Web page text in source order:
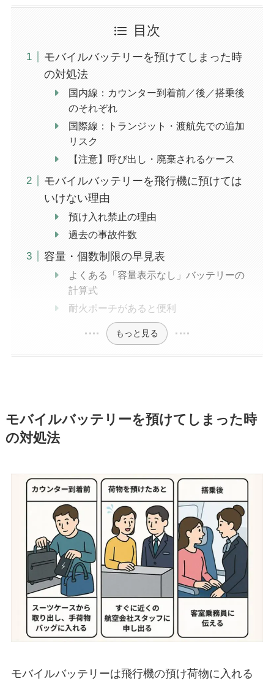
目次
モバイルバッテリーを預けてしまった時
の対処法
国内線：カウンター到着前／後／搭乗後
のそれぞれ
国際線：トランジット・渡航先での追加
リスク
【注意】呼び出し・廃棄されるケース
モバイルバッテリーを飛行機に預けては
いけない理由
預け入れ禁止の理由
過去の事故件数
容量・個数制限の早見表
よくある「容量表示なし」バッテリーの
計算式
耐火ポーチがあると便利
もっと見る
モバイルバッテリーを預けてしまった時
の対処法
モバイルバッテリーは飛行機の預け荷物に入れる